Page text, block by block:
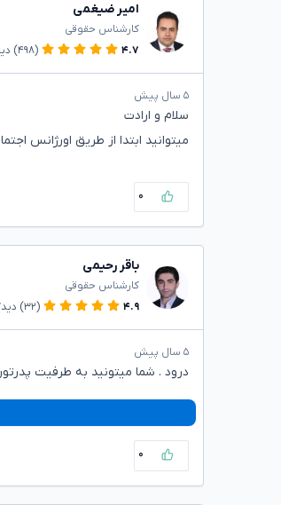
امیر ضیغمی
کارشناس حقوقی
۴.۷
(۴۹۸)
۵ سال پیش
سلام و ارادت
میتوانید ابتدا از طریق اورژانس اجتماعی به شماره تلفن ۱۲۳ کمک بگیرید و اگر
۰
باقر رحیمی
کارشناس حقوقی
۴.۹
(۳۲)
۵ سال پیش
درود . شما میتونید به طرفیت
۰